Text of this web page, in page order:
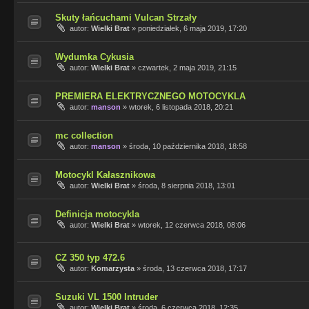
Skuty łańcuchami Vulcan Strzały
autor: Wielki Brat » poniedziałek, 6 maja 2019, 17:20
Wydumka Cykusia
autor: Wielki Brat » czwartek, 2 maja 2019, 21:15
PREMIERA ELEKTRYCZNEGO MOTOCYKLA
autor: manson » wtorek, 6 listopada 2018, 20:21
mc collection
autor: manson » środa, 10 października 2018, 18:58
Motocykl Kałasznikowa
autor: Wielki Brat » środa, 8 sierpnia 2018, 13:01
Definicja motocykla
autor: Wielki Brat » wtorek, 12 czerwca 2018, 08:06
CZ 350 typ 472.6
autor: Komarzysta » środa, 13 czerwca 2018, 17:17
Suzuki VL 1500 Intruder